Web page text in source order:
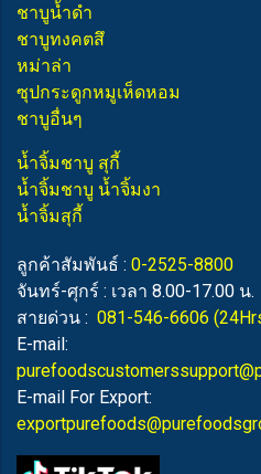
ชาบูน้ำดำ
ชาบูทงคตสึ
หม่าล่า
ซุปกระดูกหมูเห็ดหอม
ชาบูอื่นๆ
น้ำจิ้มชาบู สุกี้
น้ำจิ้มชาบู น้ำจิ้มงา
น้ำจิ้มสุกี้
ลูกค้าสัมพันธ์ : 0-2525-8800
จันทร์-ศุกร์ : เวลา 8.00-17.00 น.
สายด่วน : 081-546-6606
E-mail:
E-mail For Export: